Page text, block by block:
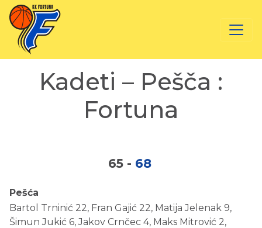
Kadeti – Pešča :
Fortuna
65 - 68
Pešća
Bartol Trninić 22, Fran Gajić 22, Matija Jelenak 9,
Šimun Jukić 6, Jakov Crnčec 4, Maks Mitrović 2,